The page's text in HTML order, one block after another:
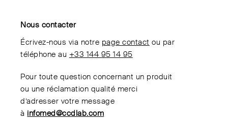
Nous contacter
Écrivez-nous via notre page contact ou par
téléphone au +33 144 95 14 95
Pour toute question concernant un produit
ou une réclamation qualité merci
d’adresser votre message
à infomed@ccdlab.com